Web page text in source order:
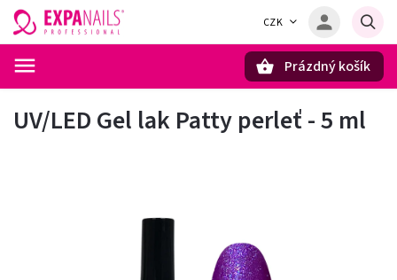
CZK
Prázdný košík
UV/LED Gel lak Patty perleť - 5 ml